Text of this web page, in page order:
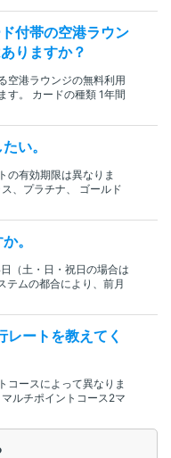
付帯の空港ラウン
りますか？
空港ラウンジの無料利用
す。 カードの種類 1年間
い。
の有効期限は異なりま
、プラチナ、 ゴールド
。
（土・日・祝日の場合は
テムの都合により、前月
ートを教えてく
コースによって異なりま
ルチポイントコース2マ